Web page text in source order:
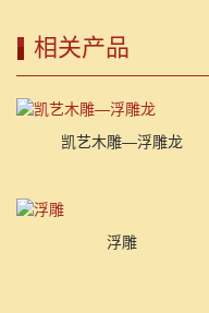
相关产品
凯艺木雕—浮雕龙
浮雕